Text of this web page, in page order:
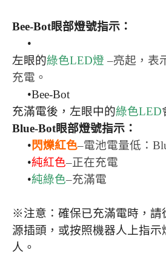
Bee-Bot眼部燈號指示：
•
左眼的綠色LED燈 –亮起，表
充電。
•Bee-Bot
充滿電後，左眼中的綠色LED
Blue-Bot眼部燈號指示：
•閃爍紅色–電池電量低：
•純紅色–正在充電
•純綠色–充滿電
※注意：確保已充滿電時，請
源插頭，或按照機器人上指示
人。